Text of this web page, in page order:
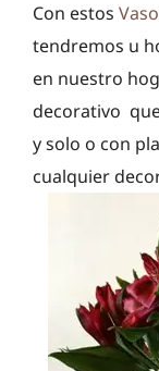
Con estos
tendremos u
en nuestro
decorativo
y solo o con
cualquier